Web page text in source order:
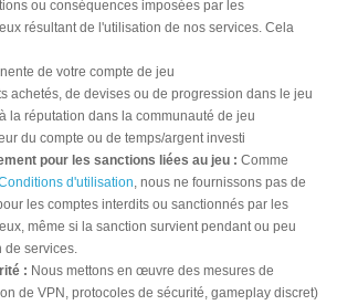
ou conséquences imposées par les
résultant de l'utilisation de nos services. Cela
de votre compte de jeu
achetés, de devises ou de progression dans le jeu
la réputation dans la communauté de jeu
du compte ou de temps/argent investi
pour les sanctions liées au jeu : Comme
d'utilisation, nous ne fournissons pas de
les comptes interdits ou sanctionnés par les
même si la sanction survient pendant ou peu
de services.
: Nous mettons en œuvre des mesures de
de VPN, protocoles de sécurité, gameplay discret)